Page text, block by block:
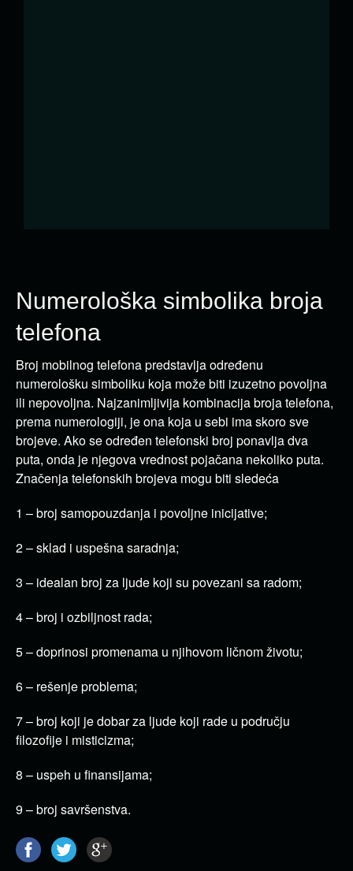
Numerološka simbolika broja
telefona
Broj mobilnog telefona predstavlja određenu
numerološku simboliku koja može biti izuzetno povoljna
ili nepovoljna. Najzanimljivija kombinacija broja telefona,
prema numerologiji, je ona koja u sebi ima skoro sve
brojeve. Ako se određen telefonski broj ponavlja dva
puta, onda je njegova vrednost pojačana nekoliko puta.
Značenja telefonskih brojeva mogu biti sledeća
1 – broj samopouzdanja i povoljne inicijative;
2 – sklad i uspešna saradnja;
3 – idealan broj za ljude koji su povezani sa radom;
4 – broj i ozbiljnost rada;
5 – doprinosi promenama u njihovom ličnom životu;
6 – rešenje problema;
7 – broj koji je dobar za ljude koji rade u području
filozofije i misticizma;
8 – uspeh u finansijama;
9 – broj savršenstva.